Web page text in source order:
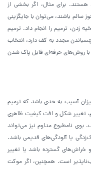
برای مثال، اگر بخشی از
باشند، می‌توان با جایگزینی
زدن، ترمیم را انجام داد. ترمیم
مجدد به کف دارد، انتخاب
با روش‌های حرفه‌ای قابل پاک شدن
آسیب به حدی باشد که ترمیم
تغییر شکل و افت کیفیت ظاهری
نامطبوع مداوم نیز می‌تواند
یا آلودگی‌های قدیمی باشد.
خراش‌های گسترده باشد یا تغییر
است. همچنین، اگر موکت